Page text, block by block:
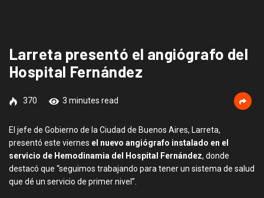
Larreta presentó el angiógrafo del
Hospital Fernández
370 3 minutes read
El jefe de Gobierno de la Ciudad de Buenos Aires, Larreta,
presentó este viernes el nuevo angiógrafo instalado en el
servicio de Hemodinamia del Hospital Fernández, donde
destacó que “seguimos trabajando para tener un sistema de salud
que dé un servicio de primer nivel”.